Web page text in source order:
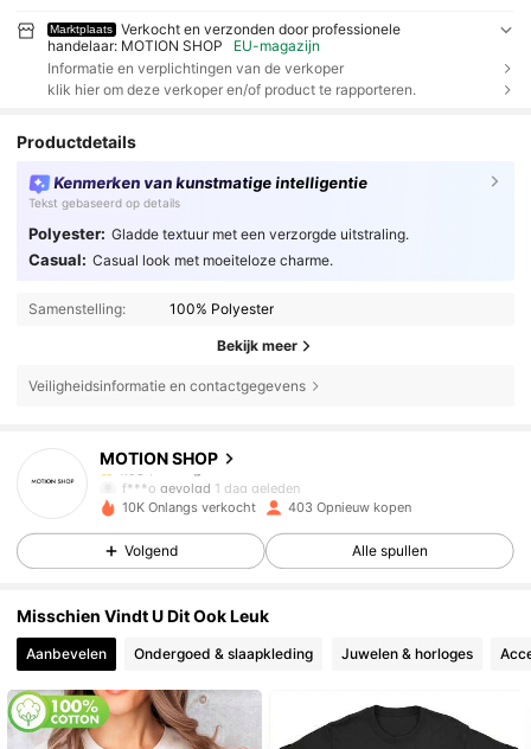
Marktplaats
Verkocht en verzonden door professionele
handelaar: MOTION SHOP
EU-magazijn
Informatie en verplichtingen van de verkoper
klik hier om deze verkoper en/of product te rapporteren.
Productdetails
Kenmerken van kunstmatige intelligentie
Tekst gebaseerd op details
Polyester: Gladde textuur met een verzorgde uitstraling.
Casual: Casual look met moeiteloze charme.
Samenstelling: 100% Polyester
Bekijk meer
Veiligheidsinformatie en contactgegevens
MOTION SHOP
4.98
15 Volgers
f***o gevolgd 1 dag geleden
4.98
15 Volgers
4.98 15 Volgers
4.98 15 Volgers
4.98 15 Volgers
4.98 15 Volgers
4.98 15 Volgers
10K Onlangs verkocht 403 Opnieuw kopen
Volgend Alle spullen
Misschien Vindt U Dit Ook Leuk
Aanbevelen Ondergoed & slaapkleding Juwelen & horloges